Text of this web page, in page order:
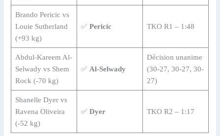
Brando Pericic vs
Louie Sutherland
(+93 kg)
✅ Pericic TKO R1 – 1:48
Abdul-Kareem Al-
Selwady vs Shem
Rock (-70 kg)
✅ Al-Selwady
Décision unanime
(30-27, 30-27, 30-
27)
Shanelle Dyer vs
Ravena Oliveira
(-52 kg)
✅ Dyer TKO R2 – 1:17